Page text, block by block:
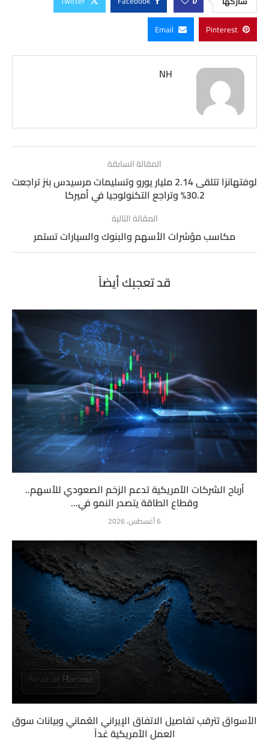
Pinterest
Email
NH
المقالة السابقة
لوفتهانزا تتلقى 2.14 مليار يورو وتسليمات مرسيدس بنز تراجعت
30.2% وتراجع التكنولوجيا في أميركا
المقالة التالية
مكاسب مؤشرات الأسهم والبنوك والسيارات تستمر
قد تعجبك أيضاً
أرباح الشركات الأمريكية تدعم الزخم الصعودي للأسهم..
وقطاع الطاقة يتصدر النمو في...
6 أغسطس، 2026
الأسواق تترقب تفاصيل الاتفاق الإيراني العُماني وبيانات سوق
العمل الأمريكية غداً